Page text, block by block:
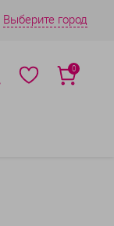
Выберите город
0